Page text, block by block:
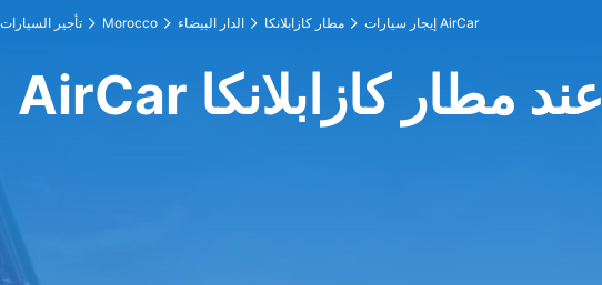
تأجير السيارات Morocco الدار البيضاء مطار كازابلانكا إيجار سيارات AirCar
AirCar عند مطار كازابلانكا